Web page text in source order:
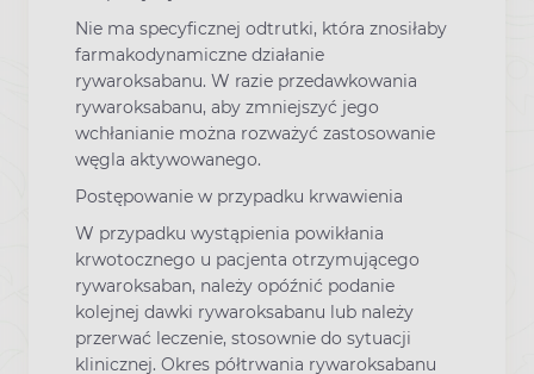
Nie ma specyficznej odtrutki, która znosiłaby
farmakodynamiczne działanie
rywaroksabanu. W razie przedawkowania
rywaroksabanu, aby zmniejszyć jego
wchłanianie można rozważyć zastosowanie
węgla aktywowanego.
Postępowanie w przypadku krwawienia
W przypadku wystąpienia powikłania
krwotocznego u pacjenta otrzymującego
rywaroksaban, należy opóźnić podanie
kolejnej dawki rywaroksabanu lub należy
przerwać leczenie, stosownie do sytuacji
klinicznej. Okres półtrwania rywaroksabanu